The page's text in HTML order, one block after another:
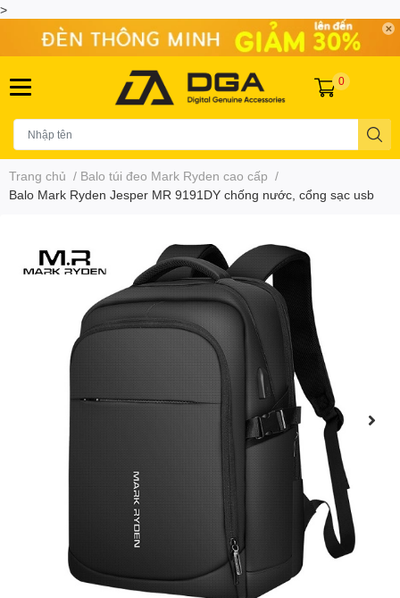
>
0
Trang chủ / Balo túi đeo Mark Ryden cao cấp /
Balo Mark Ryden Jesper MR 9191DY chống nước, cổng sạc usb